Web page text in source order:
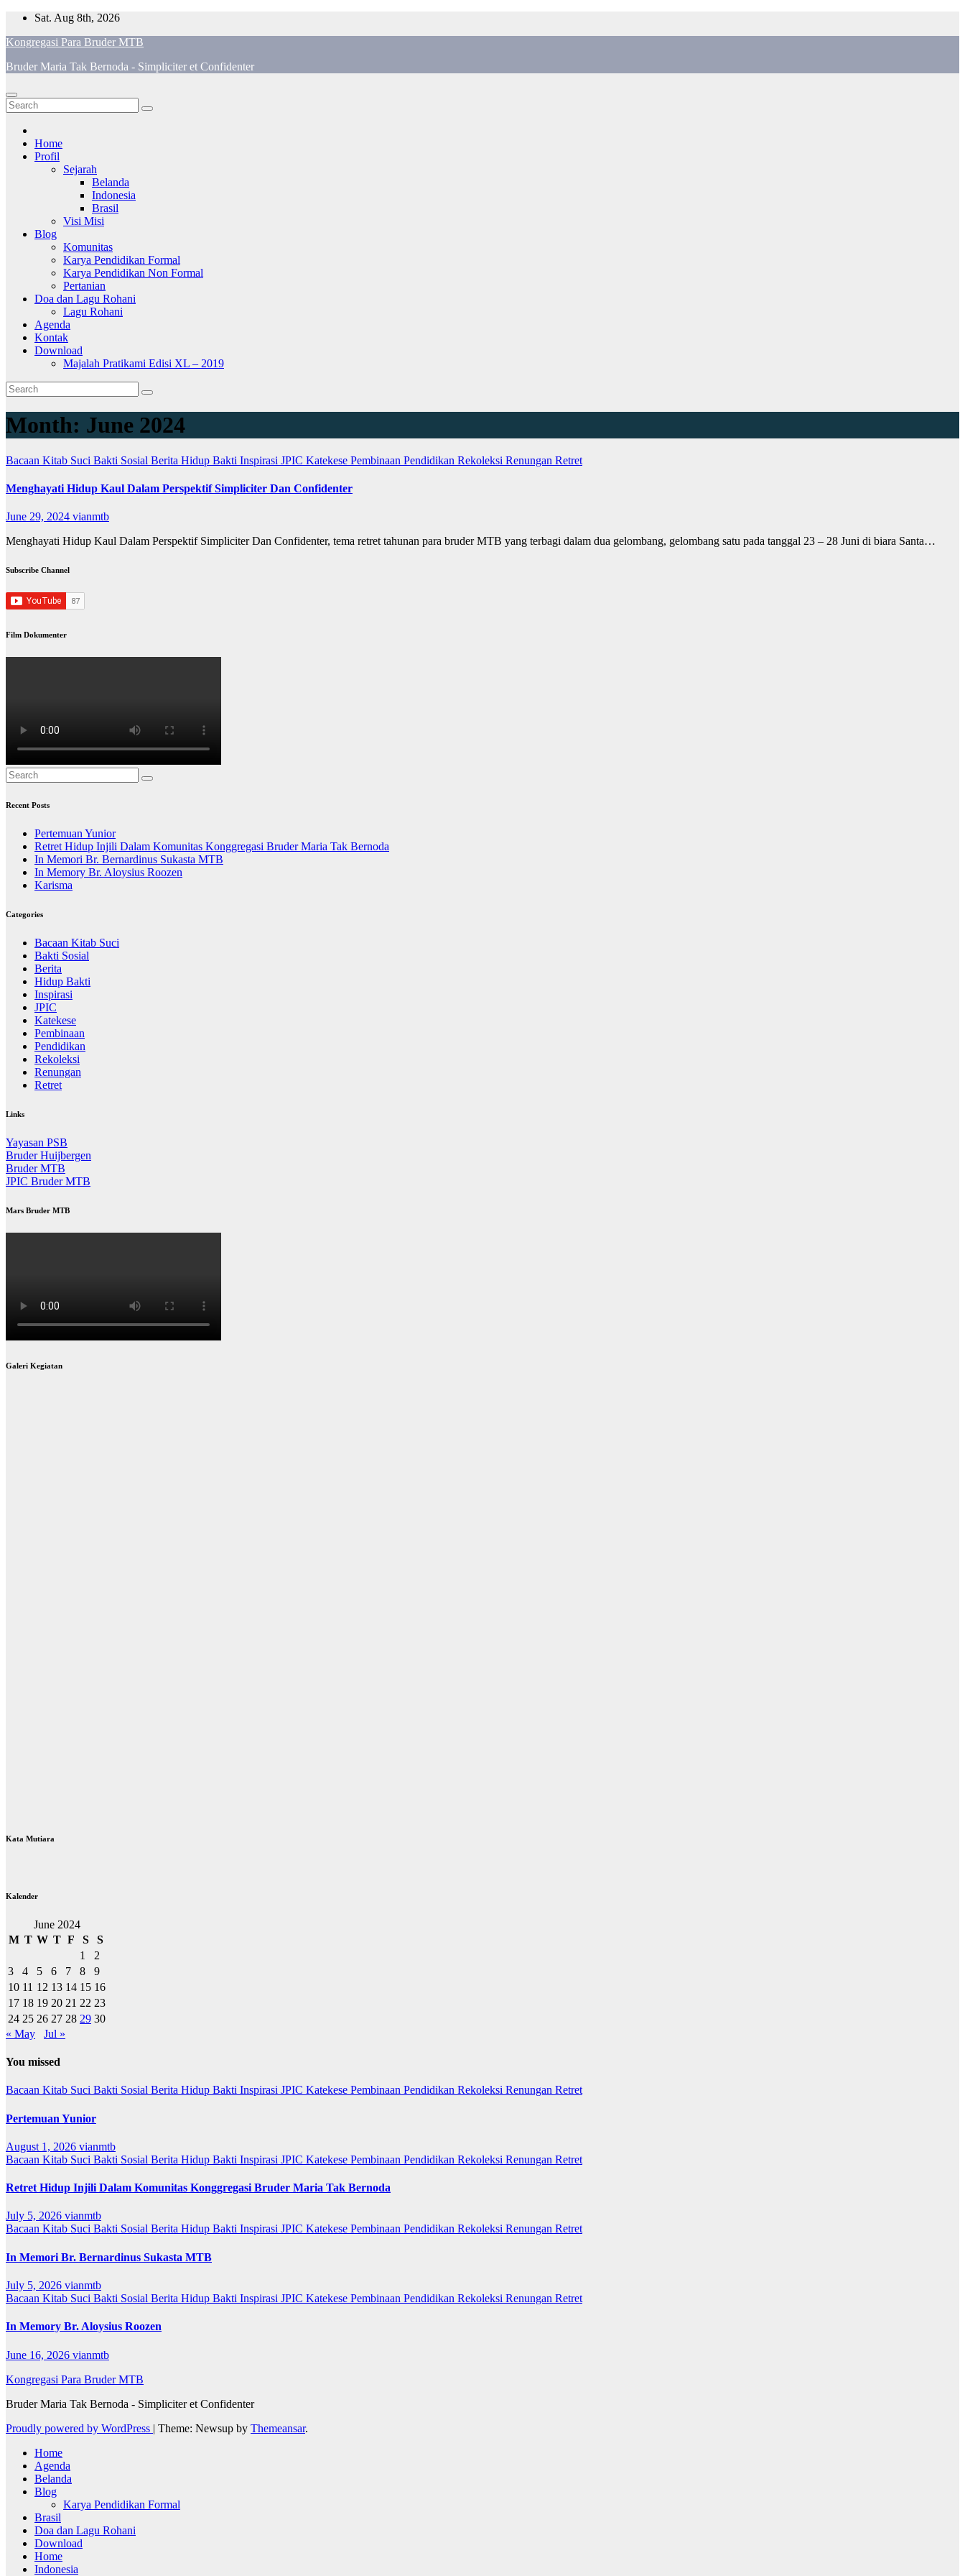
Skip
content
Sat. Aug 8th, 2026
Kongregasi Para Bruder MTB
Bruder Maria Tak Bernoda - Simpliciter et Confidenter
Home
Profil
Sejarah
Belanda
Indonesia
Brasil
Visi Misi
Blog
Komunitas
Karya Pendidikan Formal
Karya Pendidikan Non Formal
Pertanian
Doa dan Lagu Rohani
Lagu Rohani
Agenda
Kontak
Download
Majalah Pratikami Edisi XL – 2019
Month: June 2024
Bacaan Kitab Suci Bakti Sosial Berita Hidup Bakti Inspirasi JPIC Katekese Pembinaan Pendidikan Rekoleksi Renungan Retret
Menghayati Hidup Kaul Dalam Perspektif Simpliciter Dan Confidenter
June 29, 2024 vianmtb
Menghayati Hidup Kaul Dalam Perspektif Simpliciter Dan Confidenter, tema retret tahunan para bruder MTB yang terbagi dalam dua gelombang, gelombang satu pada tanggal 23 – 28 Juni di biara Santa…
Subscribe Channel
Film Dokumenter
Recent Posts
Pertemuan Yunior
Retret Hidup Injili Dalam Komunitas Konggregasi Bruder Maria Tak Bernoda
In Memori Br. Bernardinus Sukasta MTB
In Memory Br. Aloysius Roozen
Karisma
Categories
Bacaan Kitab Suci
Bakti Sosial
Berita
Hidup Bakti
Inspirasi
JPIC
Katekese
Pembinaan
Pendidikan
Rekoleksi
Renungan
Retret
Links
Yayasan PSB
Bruder Huijbergen
Bruder MTB
JPIC Bruder MTB
Mars Bruder MTB
Galeri Kegiatan
Kata Mutiara
Kalender
June 2024
M T W T F S
S
1
2
3
4 5 6 7 8
9
10 11 12 13 14 15 16
17 18 19 20 21 22 23
24 25 26 27 28 29 30
« May
Jul »
You missed
Bacaan Kitab Suci Bakti Sosial Berita Hidup Bakti Inspirasi JPIC Katekese Pembinaan Pendidikan Rekoleksi Renungan Retret
Pertemuan Yunior
August 1, 2026 vianmtb
Bacaan Kitab Suci Bakti Sosial Berita Hidup Bakti Inspirasi JPIC Katekese Pembinaan Pendidikan Rekoleksi Renungan Retret
Retret Hidup Injili Dalam Komunitas Konggregasi Bruder Maria Tak Bernoda
July 5, 2026 vianmtb
Bacaan Kitab Suci Bakti Sosial Berita Hidup Bakti Inspirasi JPIC Katekese Pembinaan Pendidikan Rekoleksi Renungan Retret
In Memori Br. Bernardinus Sukasta MTB
July 5, 2026 vianmtb
Bacaan Kitab Suci Bakti Sosial Berita Hidup Bakti Inspirasi JPIC Katekese Pembinaan Pendidikan Rekoleksi Renungan Retret
In Memory Br. Aloysius Roozen
June 16, 2026 vianmtb
Kongregasi Para Bruder MTB
Bruder Maria Tak Bernoda - Simpliciter et Confidenter
Proudly powered by WordPress | Theme: Newsup by Themeansar.
Home
Agenda
Belanda
Blog
Karya Pendidikan Formal
Brasil
Doa dan Lagu Rohani
Download
Home
Indonesia